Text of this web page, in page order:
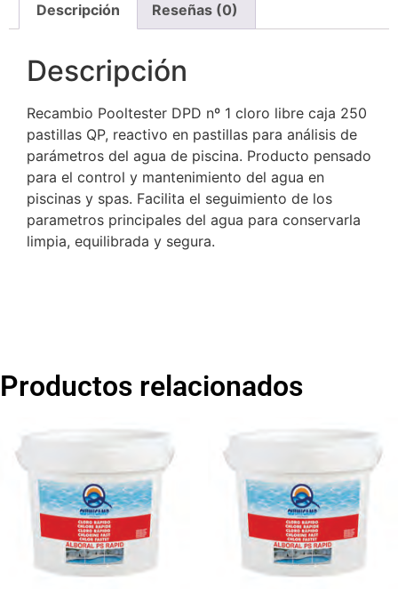
Descripción Reseñas (0)
Descripción
Recambio Pooltester DPD nº 1 cloro libre caja 250
pastillas QP, reactivo en pastillas para análisis de
parámetros del agua de piscina. Producto pensado
para el control y mantenimiento del agua en
piscinas y spas. Facilita el seguimiento de los
parametros principales del agua para conservarla
limpia, equilibrada y segura.
Productos relacionados